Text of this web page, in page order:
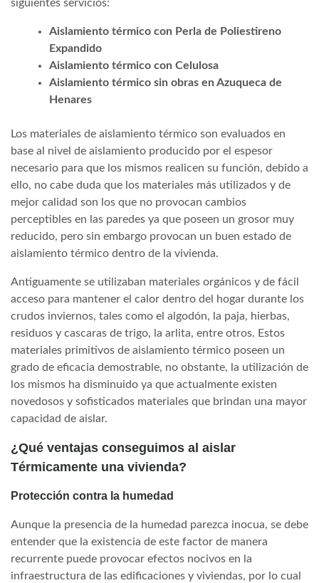
siguientes servicios:
Aislamiento térmico con Perla de Poliestireno
Expandido
Aislamiento térmico con Celulosa
Aislamiento térmico sin obras en Azuqueca de
Henares
Los materiales de aislamiento térmico son evaluados en
base al nivel de aislamiento producido por el espesor
necesario para que los mismos realicen su función, debido a
ello, no cabe duda que los materiales más utilizados y de
mejor calidad son los que no provocan cambios
perceptibles en las paredes ya que poseen un grosor muy
reducido, pero sin embargo provocan un buen estado de
aislamiento térmico dentro de la vivienda.
Antiguamente se utilizaban materiales orgánicos y de fácil
acceso para mantener el calor dentro del hogar durante los
crudos inviernos, tales como el algodón, la paja, hierbas,
residuos y cascaras de trigo, la arlita, entre otros. Estos
materiales primitivos de aislamiento térmico poseen un
grado de eficacia demostrable, no obstante, la utilización de
los mismos ha disminuido ya que actualmente existen
novedosos y sofisticados materiales que brindan una mayor
capacidad de aislar.
¿Qué ventajas conseguimos al aislar
Térmicamente una vivienda?
Protección contra la humedad
Aunque la presencia de la humedad parezca inocua, se debe
entender que la existencia de este factor de manera
recurrente puede provocar efectos nocivos en la
infraestructura de las edificaciones y viviendas, por lo cual